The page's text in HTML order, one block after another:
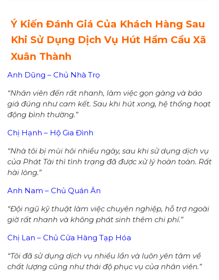
Ý Kiến Đánh Giá Của Khách Hàng Sau
Khi Sử Dụng Dịch Vụ Hút Hầm Cầu Xã
Xuân Thành
Anh Dũng – Chủ Nhà Trọ
“Nhân viên đến rất nhanh, làm việc gọn gàng và báo
giá đúng như cam kết. Sau khi hút xong, hệ thống hoạt
động bình thường.”
Chị Hạnh – Hộ Gia Đình
“Nhà tôi bị mùi hôi nhiều ngày, sau khi sử dụng dịch vụ
của Phát Tài thì tình trạng đã được xử lý hoàn toàn. Rất
hài lòng.”
Anh Nam – Chủ Quán Ăn
“Đội ngũ kỹ thuật làm việc chuyên nghiệp, hỗ trợ ngoài
giờ rất nhanh và không phát sinh thêm chi phí.”
Chị Lan – Chủ Cửa Hàng Tạp Hóa
“Tôi đã sử dụng dịch vụ nhiều lần và luôn yên tâm về
chất lượng cũng như thái độ phục vụ của nhân viên.”